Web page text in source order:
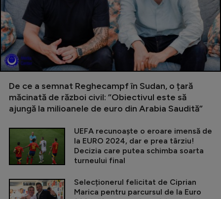
De ce a semnat Reghecampf în Sudan, o țară
măcinată de război civil: ”Obiectivul este să
ajungă la milioanele de euro din Arabia Saudită”
UEFA recunoaște o eroare imensă de
la EURO 2024, dar e prea târziu!
Decizia care putea schimba soarta
turneului final
Selecționerul felicitat de Ciprian
Marica pentru parcursul de la Euro